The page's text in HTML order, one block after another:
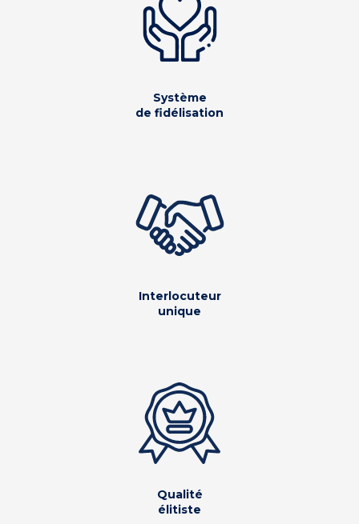
Système
de fidélisation
Interlocuteur
unique
Qualité
élitiste